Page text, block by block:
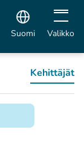
Suomi Avaa
Valikko
Kehittäjät